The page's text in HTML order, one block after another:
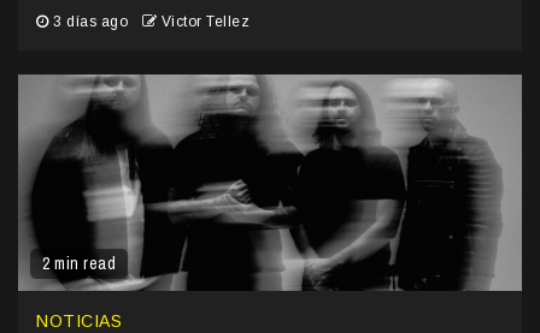
3 días ago Victor Tellez
2 min read
NOTICIAS